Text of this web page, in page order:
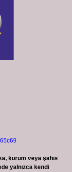
kurum veya şahıs
yalnızca kendi